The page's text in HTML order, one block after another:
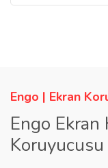
Engo | Ekran
Engo
Koruyucusu